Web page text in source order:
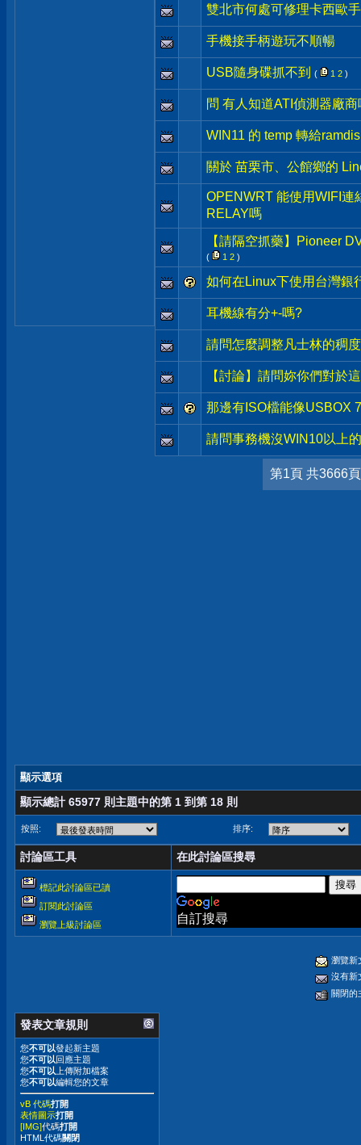
雙北市何處可修理卡西歐
手機接手柄遊玩不順暢
USB隨身碟抓不到 ( 1 2 )
問 有人知道ATI偵測器廠商
WIN11 的 temp 轉給
關於 苗栗市、公館鄉的
OPENWRT 能使用WIFI連
RELAY嗎
【請隔空抓藥】Pioneer
( 1 2 )
如何在Linux下使用台灣銀
耳機線有分+-嗎?
請問怎麼調整凡士林的稠度
【討論】請問妳你們對於
那邊有ISO檔能像USBOX
請問事務機沒WIN10以上
第1頁 共3666頁
顯示選項
顯示總計 65977 則主題中的第 1 到第 18 則
按照: 排序:
討論區工具 在此討論區搜尋
標記此討論區已讀
訂閱此討論區
瀏覽上級討論區
自訂搜尋
瀏覽新
沒有新
關閉的
發表文章規則
您不可以發起新主題
您不可以回應主題
您不可以 上傳附加檔案
您不可以編輯您的文章
vB 代碼打開
表情圖示打開
[IMG]代碼打開
HTML代碼關閉